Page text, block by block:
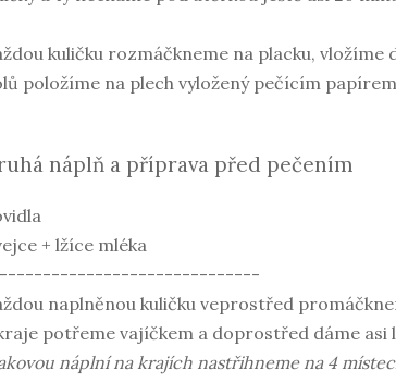
kuličku rozmáčkneme na placku, vložíme
položíme na plech vyložený pečícím
náplň a příprava před pečením
+ lžíce mléka
naplněnou kuličku veprostřed
potřeme vajíčkem a doprostřed dáme asi
náplní na krajích nastřihneme na 4